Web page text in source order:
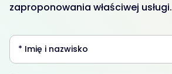
zaproponowania właściwej usługi.